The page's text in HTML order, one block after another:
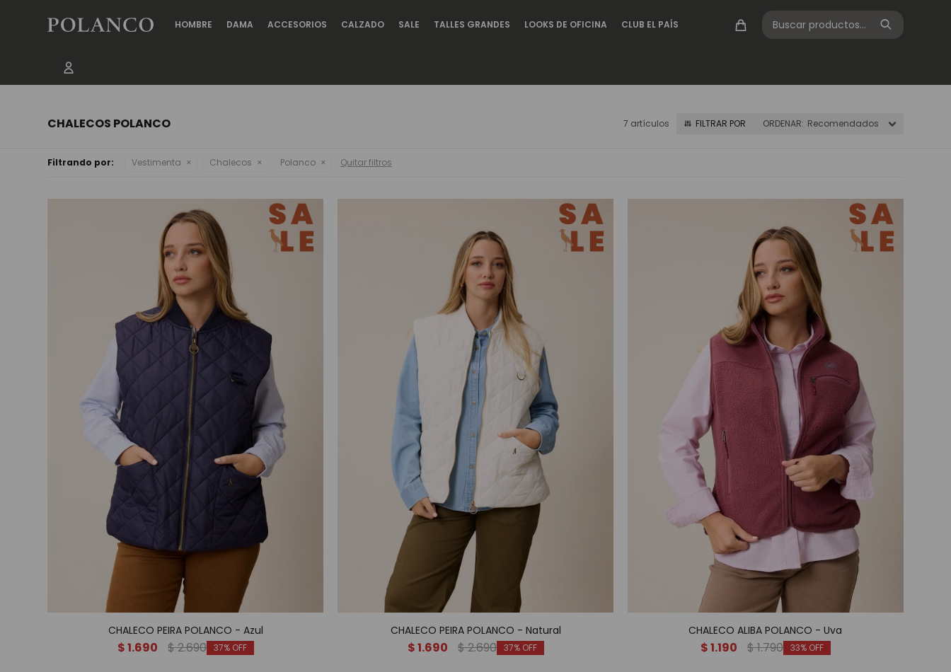
HOMBRE DAMA ACCESORIOS CALZADO SALE TALLES GRANDES LOOKS DE OFICINA CLUB EL PAÍS
CHALECOS POLANCO 7 artículos Recomendados
Filtrando por: Vestimenta Chalecos Polanco Quitar filtros
CHALECO PEIRA POLANCO - Azul
$1.690 $2.690 37
CHALECO PEIRA POLANCO - Natural
$1.690 $2.690 37
CHALECO ALIBA POLANCO - Uva
$1.190 $1.790 33